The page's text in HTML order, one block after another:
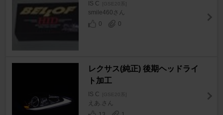
IS C [GSE20系]
smile460さん
0
0
レクサス(純正) 後期ヘッドライ
ト加工
IS C [GSE20系]
えあ.さん